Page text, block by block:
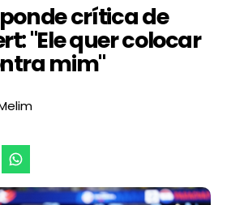
crítica de
"Ele quer colocar
mim"